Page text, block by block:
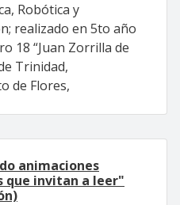
Robótica y
realizado en 5to año
18 “Juan Zorrilla de
Trinidad,
de Flores,
animaciones
que invitan a leer"